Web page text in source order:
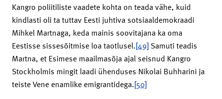
Kangro poliitiliste vaadete kohta on teada vähe, kuid
kindlasti oli ta tuttav Eesti juhtiva sotsiaaldemokraadi
Mihkel Martnaga, keda mainis soovitajana ka oma
Eestisse sissesõitmise loa taotlusel.[49] Samuti teadis
Martna, et Esimese maailmasõja ajal seisnud Kangro
Stockholmis mingit laadi ühenduses Nikolai Buhharini ja
teiste Vene enamlike emigrantidega.[50]